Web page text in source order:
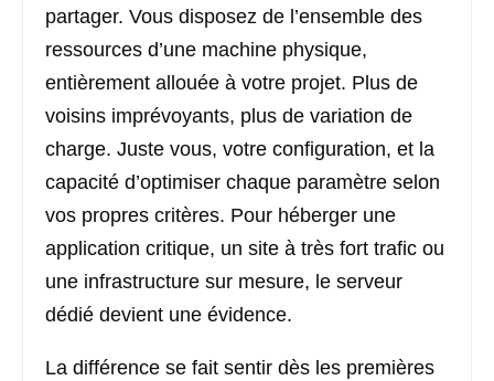
partager. Vous disposez de l’ensemble des
ressources d’une machine physique,
entièrement allouée à votre projet. Plus de
voisins imprévoyants, plus de variation de
charge. Juste vous, votre configuration, et la
capacité d’optimiser chaque paramètre selon
vos propres critères. Pour héberger une
application critique, un site à très fort trafic ou
une infrastructure sur mesure, le serveur
dédié devient une évidence.
La différence se fait sentir dès les premières